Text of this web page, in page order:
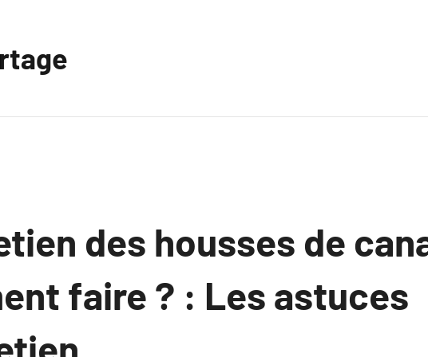
des housses de
faire ? : Les astuces